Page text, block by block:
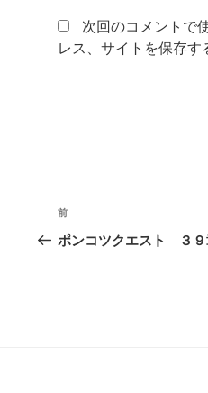
次回のコメントで
レス、サイトを保存す
投
稿
過
去
前
ポンコツクエスト ３